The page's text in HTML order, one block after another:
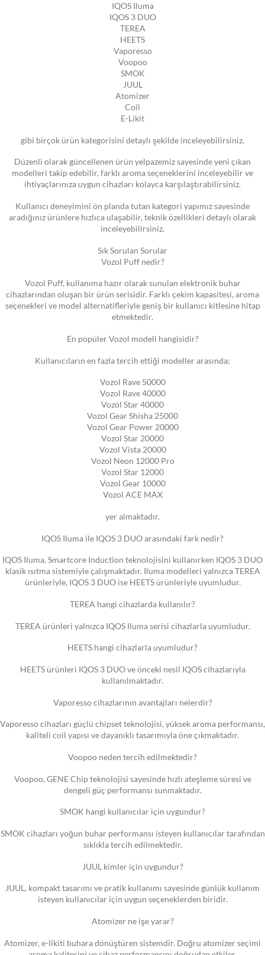
IQOS Iluma
IQOS 3 DUO
TEREA
HEETS
Vaporesso
Voopoo
SMOK
JUUL
Atomizer
Coil
E-Likit
gibi birçok ürün kategorisini detaylı şekilde inceleyebilirsiniz.
Düzenli olarak güncellenen ürün yelpazemiz sayesinde yeni çıkan
modelleri takip edebilir, farklı aroma seçeneklerini inceleyebilir ve
ihtiyaçlarınıza uygun cihazları kolayca karşılaştırabilirsiniz.
Kullanıcı deneyimini ön planda tutan kategori yapımız sayesinde
aradığınız ürünlere hızlıca ulaşabilir, teknik özellikleri detaylı olarak
inceleyebilirsiniz.
Sık Sorulan Sorular
Vozol Puff nedir?
Vozol Puff, kullanıma hazır olarak sunulan elektronik buhar
cihazlarından oluşan bir ürün serisidir. Farklı çekim kapasitesi, aroma
seçenekleri ve model alternatifleriyle geniş bir kullanıcı kitlesine hitap
etmektedir.
En popüler Vozol modeli hangisidir?
Kullanıcıların en fazla tercih ettiği modeller arasında;
Vozol Rave 50000
Vozol Rave 40000
Vozol Star 40000
Vozol Gear Shisha 25000
Vozol Gear Power 20000
Vozol Star 20000
Vozol Vista 20000
Vozol Neon 12000 Pro
Vozol Star 12000
Vozol Gear 10000
Vozol ACE MAX
yer almaktadır.
IQOS Iluma ile IQOS 3 DUO arasındaki fark nedir?
IQOS Iluma, Smartcore Induction teknolojisini kullanırken IQOS 3 DUO
klasik ısıtma sistemiyle çalışmaktadır. Iluma modelleri yalnızca TEREA
ürünleriyle, IQOS 3 DUO ise HEETS ürünleriyle uyumludur.
TEREA hangi cihazlarda kullanılır?
TEREA ürünleri yalnızca IQOS Iluma serisi cihazlarla uyumludur.
HEETS hangi cihazlarla uyumludur?
HEETS ürünleri IQOS 3 DUO ve önceki nesil IQOS cihazlarıyla
kullanılmaktadır.
Vaporesso cihazlarının avantajları nelerdir?
Vaporesso cihazları güçlü chipset teknolojisi, yüksek aroma performansı,
kaliteli coil yapısı ve dayanıklı tasarımıyla öne çıkmaktadır.
Voopoo neden tercih edilmektedir?
Voopoo, GENE Chip teknolojisi sayesinde hızlı ateşleme süresi ve
dengeli güç performansı sunmaktadır.
SMOK hangi kullanıcılar için uygundur?
SMOK cihazları yoğun buhar performansı isteyen kullanıcılar tarafından
sıklıkla tercih edilmektedir.
JUUL kimler için uygundur?
JUUL, kompakt tasarımı ve pratik kullanımı sayesinde günlük kullanım
isteyen kullanıcılar için uygun seçeneklerden biridir.
Atomizer ne işe yarar?
Atomizer, e-likiti buhara dönüştüren sistemdir. Doğru atomizer seçimi